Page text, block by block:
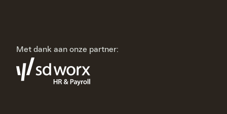
Met dank aan onze partner: